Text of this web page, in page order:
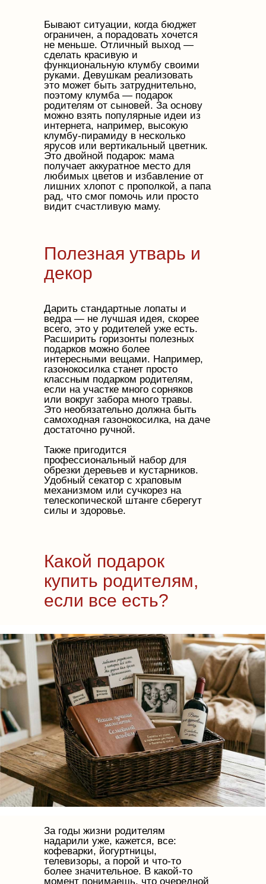
Бывают ситуации, когда бюджет
ограничен, а порадовать хочется
не меньше. Отличный выход —
сделать красивую и
функциональную клумбу своими
руками. Девушкам реализовать
это может быть затруднительно,
поэтому клумба — подарок
родителям от сыновей. За основу
можно взять популярные идеи из
интернета, например, высокую
клумбу-пирамиду в несколько
ярусов или вертикальный цветник.
Это двойной подарок: мама
получает аккуратное место для
любимых цветов и избавление от
лишних хлопот с прополкой, а папа
рад, что смог помочь или просто
видит счастливую маму.
Полезная утварь и
декор
Дарить стандартные лопаты и
ведра — не лучшая идея, скорее
всего, это у родителей уже есть.
Расширить горизонты полезных
подарков можно более
интересными вещами. Например,
газонокосилка станет просто
классным подарком родителям,
если на участке много сорняков
или вокруг забора много травы.
Это необязательно должна быть
самоходная газонокосилка, на даче
достаточно ручной.
Также пригодится
профессиональный набор для
обрезки деревьев и кустарников.
Удобный секатор с храповым
механизмом или сучкорез на
телескопической штанге сберегут
силы и здоровье.
Какой подарок
купить родителям,
если все есть?
За годы жизни родителям
надарили уже, кажется, все:
кофеварки, йогуртницы,
телевизоры, а порой и что-то
более значительное. В какой-то
момент понимаешь, что очередной